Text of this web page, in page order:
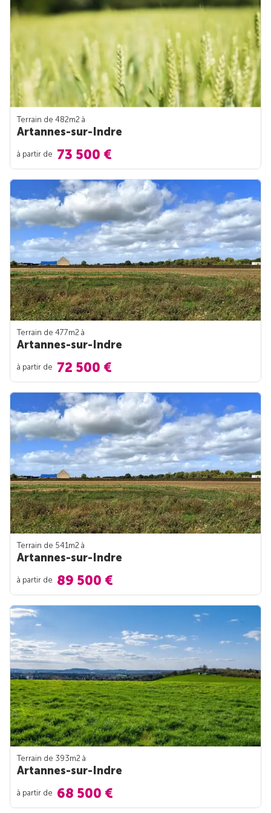
Terrain de 482m2 à
Artannes-sur-Indre
à partir de 73 500 €
Terrain de 477m2 à
Artannes-sur-Indre
à partir de 72 500 €
Terrain de 541m2 à
Artannes-sur-Indre
à partir de 89 500 €
Terrain de 393m2 à
Artannes-sur-Indre
à partir de 68 500 €